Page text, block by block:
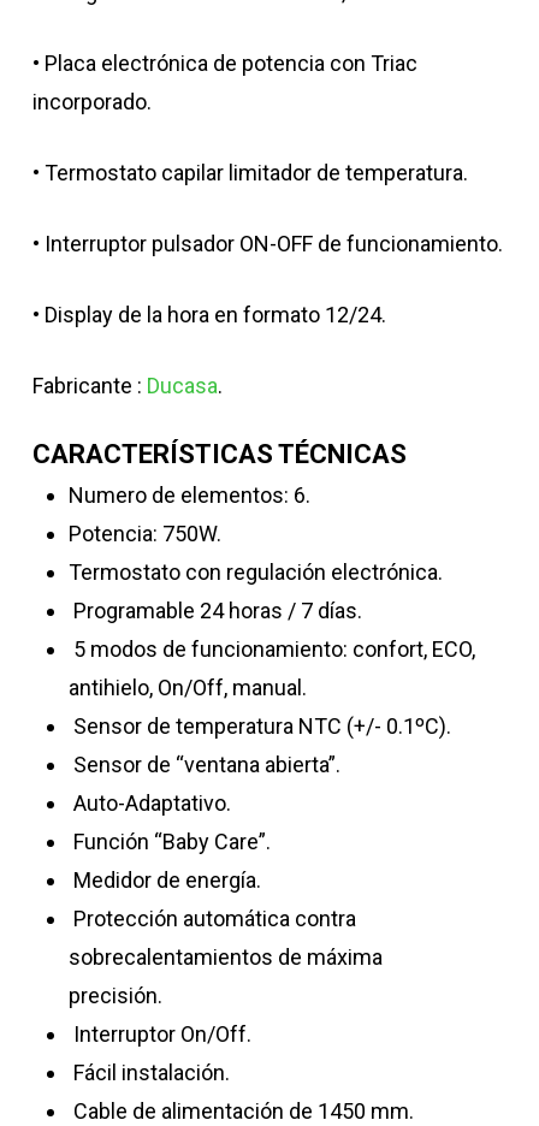
• Placa electrónica de potencia con Triac
incorporado.
• Termostato capilar limitador de temperatura.
• Interruptor pulsador ON-OFF de funcionamiento.
• Display de la hora en formato 12/24.
Fabricante : Ducasa.
CARACTERÍSTICAS TÉCNICAS
Numero de elementos: 6.
Potencia: 750W.
Termostato con regulación electrónica.
Programable 24 horas / 7 días.
5 modos de funcionamiento: confort, ECO,
antihielo, On/Off, manual.
Sensor de temperatura NTC (+/- 0.1ºC).
Sensor de “ventana abierta”.
Auto-Adaptativo.
Función “Baby Care”.
Medidor de energía.
Protección automática contra
sobrecalentamientos de máxima
precisión.
Interruptor On/Off.
Fácil instalación.
Cable de alimentación de 1450 mm.